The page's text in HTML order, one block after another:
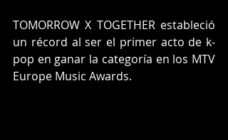
TOMORROW X TOGETHER estableció
un récord al ser el primer acto de k-
pop en ganar la categoría en los MTV
Europe Music Awards.